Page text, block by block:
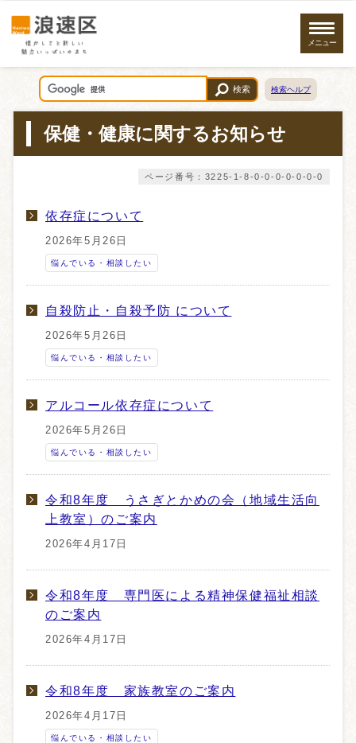
メニュー
検索 検索ヘルプ
保健・健康に関するお知らせ
ページ番号：3225-1-8-0-0-0-0-0-0-0
依存症について
2026年5月26日
悩んでいる・相談したい
自殺防止・自殺予防 について
2026年5月26日
悩んでいる・相談したい
アルコール依存症について
2026年5月26日
悩んでいる・相談したい
令和8年度 うさぎとかめの会（地域生活向
上教室）のご案内
2026年4月17日
令和8年度 専門医による精神保健福祉相談
のご案内
2026年4月17日
令和8年度 家族教室のご案内
2026年4月17日
悩んでいる・相談したい